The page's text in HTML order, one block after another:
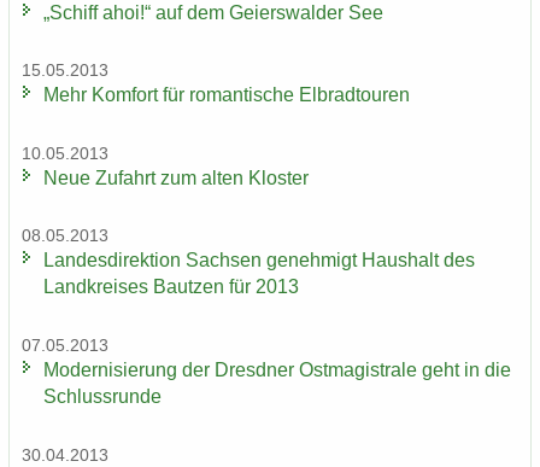
„Schiff ahoi!“ auf dem Gei­ers­wal­der See
15.05.2013
Mehr Kom­fort für ro­man­ti­sche El­brad­tou­ren
10.05.2013
Neue Zu­fahrt zum alten Klos­ter
08.05.2013
Lan­des­di­rek­ti­on Sach­sen ge­neh­migt Haus­halt des
Land­krei­ses Baut­zen für 2013
07.05.2013
Mo­der­ni­sie­rung der Dresd­ner Ost­ma­gis­tra­le geht in die
Schluss­run­de
30.04.2013